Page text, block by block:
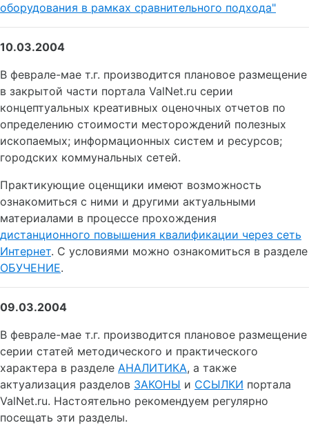
оборудования в рамках сравнительного подхода"
10.03.2004
В феврале-мае т.г. производится плановое размещение
в закрытой части портала ValNet.ru серии
концептуальных креативных оценочных отчетов по
определению стоимости месторождений полезных
ископаемых; информационных систем и ресурсов;
городских коммунальных сетей.
Практикующие оценщики имеют возможность
ознакомиться с ними и другими актуальными
материалами в процессе прохождения
дистанционного повышения квалификации через сеть
Интернет. С условиями можно ознакомиться в разделе
ОБУЧЕНИЕ.
09.03.2004
В феврале-мае т.г. производится плановое размещение
серии статей методического и практического
характера в разделе АНАЛИТИКА, а также
актуализация разделов ЗАКОНЫ и ССЫЛКИ портала
ValNet.ru. Настоятельно рекомендуем регулярно
посещать эти разделы.